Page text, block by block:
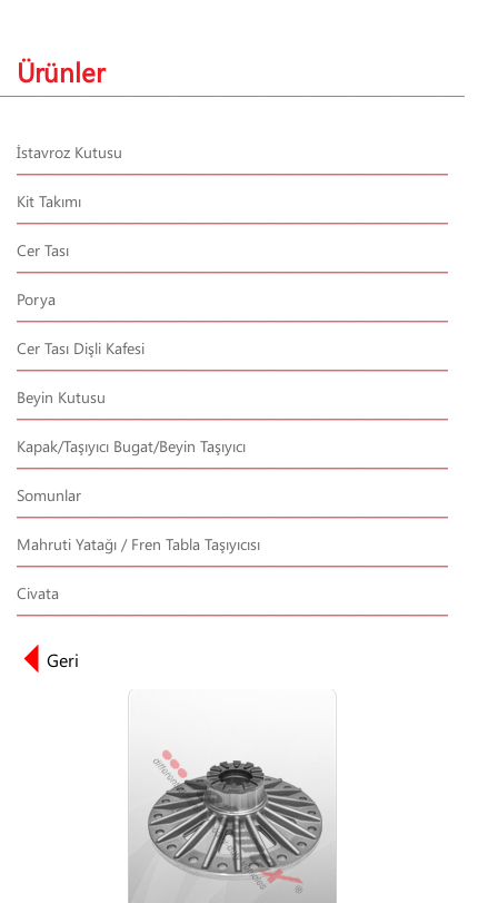
Ürünler
İstavroz Kutusu
Kit Takımı
Cer Tası
Porya
Cer Tası Dişli Kafesi
Beyin Kutusu
Kapak/Taşıyıcı Bugat/Beyin Taşıyıcı
Somunlar
Mahruti Yatağı / Fren Tabla Taşıyıcısı
Civata